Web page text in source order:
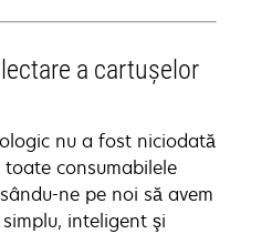
a cartuşelor
nu a fost niciodată
toate consumabilele
ne pe noi să avem
inteligent şi